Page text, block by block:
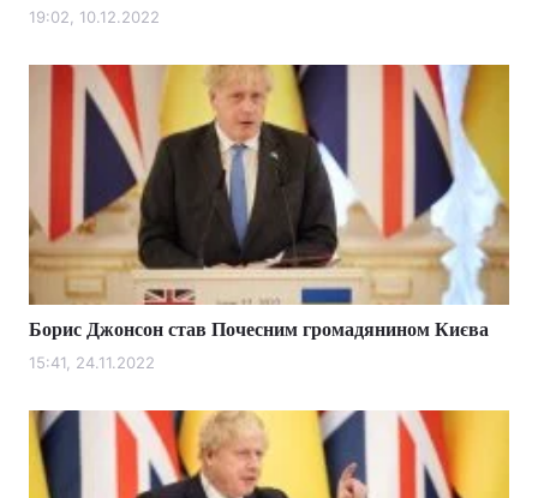
19:02, 10.12.2022
Борис Джонсон став Почесним громадянином Києва
15:41, 24.11.2022